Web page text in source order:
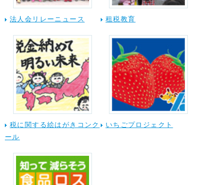
法人会リレーニュース 租税教育
税に関する絵はがきコンク
ール
いちごプロジェクト